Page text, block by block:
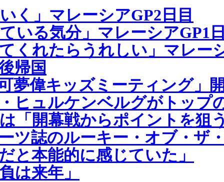
く」マレーシアGP2日目
いる気分」マレーシアGP1
くれたらうれしい」マレー
帰国
夢偉キッズミーティング」
ヒュルケンベルグがトップ
「開幕戦からポイントを狙
ツ誌のルーキー・オブ・ザ
と本能的に感じていた」
は来年」